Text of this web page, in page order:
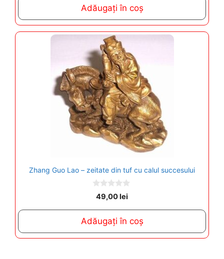
o
5
Adăugați în coș
Zhang Guo Lao – zeitate din tuf cu calul succesului
o
o
5
49,00lei
Adăugați în coș